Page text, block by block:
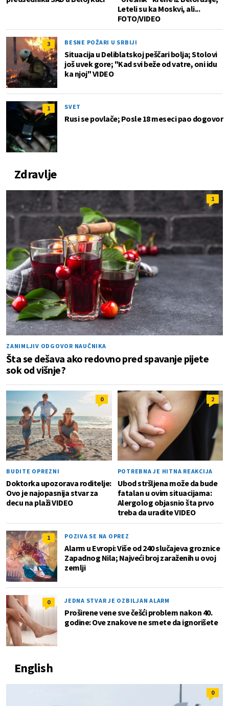
Leteli su ka Moskvi, ali...
FOTO/VIDEO
3 BESNE POŽARI U SRBIJI
Situacija u Deliblatskoj peščari bolja; Stolovi
još uvek gore; "Kad svi beže od vatre, oni idu
ka njoj" VIDEO
1 SVET
Rusi se povlače; Posle 18 meseci pao dogovor
Zdravlje
1
ZANIMLJIV ODGOVOR NAUČNIKA
Šta se dešava ako redovno pred spavanje pijete
sok od višnje?
0
BUDITE OPREZNI
Doktorka upozorava roditelje:
Ovo je najopasnija stvar za
decu na plaži VIDEO
2
POTREBNA JE HITNA REAKCIJA
Ubod stršljena može da bude
fatalan u ovim situacijama:
Alergolog objasnio šta prvo
treba da uradite VIDEO
1 POZIVA SE NA OPREZ
Alarm u Evropi: Više od 240 slučajeva groznice
Zapadnog Nila; Najveći broj zaraženih u ovoj
zemlji
0 JEDNA STVAR JE OZBILJAN ALARM
Proširene vene sve češći problem nakon 40.
godine: Ove znakove ne smete da ignorišete
English
0